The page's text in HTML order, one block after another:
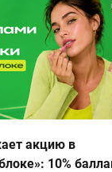
акцию в
10%